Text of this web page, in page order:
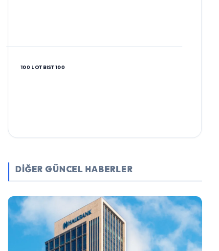
100 LOT BIST 100
DİĞER GÜNCEL HABERLER